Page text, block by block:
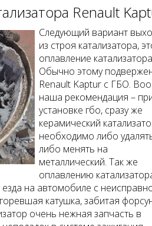
Renault
Следующий вариант
из строя катализатора,
оплавление
Обычно этому
Renault Kaptur с ГБО.
наша рекомендация –
установке гбо, сразу же
керамический
необходимо либо
либо менять на
металлический. Так же
оплавлению
на автомобиле с
катушка, забитая
очень нежная запчасть в